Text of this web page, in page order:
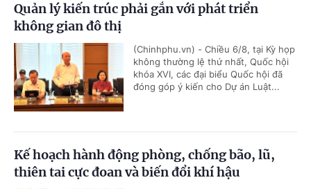
Quản lý kiến trúc phải gắn với phát triển
không gian đô thị
(Chinhphu.vn) - Chiều 6/8, tại Kỳ họp
không thường lệ thứ nhất, Quốc hội
khóa XVI, các đại biểu Quốc hội đã
đóng góp ý kiến cho Dự án Luật...
Kế hoạch hành động phòng, chống bão, lũ,
thiên tai cực đoan và biến đổi khí hậu